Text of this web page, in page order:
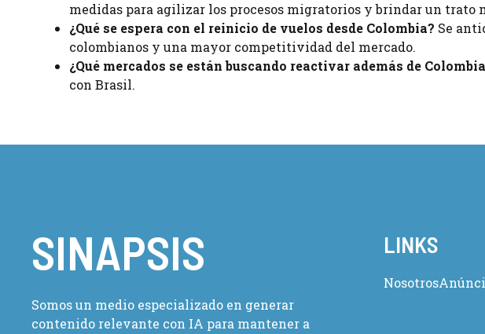
medidas para agilizar los procesos migratorios y brindar un trato
¿Qué se espera con el reinicio de vuelos desde Colombia? Se
colombianos y una mayor competitividad del mercado.
¿Qué mercados se están buscando reactivar además de
con Brasil.
SINAPSIS
Somos un medio especializado en generar
contenido relevante con IA para mantener a
LINKS
Nosotros